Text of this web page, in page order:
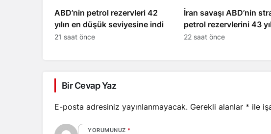
ABD’nin petrol rezervleri 42
yılın en düşük seviyesine indi
21 saat önce
İran savaşı ABD’nin
petrol rezervlerini 43
düşük seviyesine çekti
22 saat önce
Bir Cevap Yaz
E-posta adresiniz yayınlanmayacak. Gerekli alanlar * ile
YORUMUNUZ *